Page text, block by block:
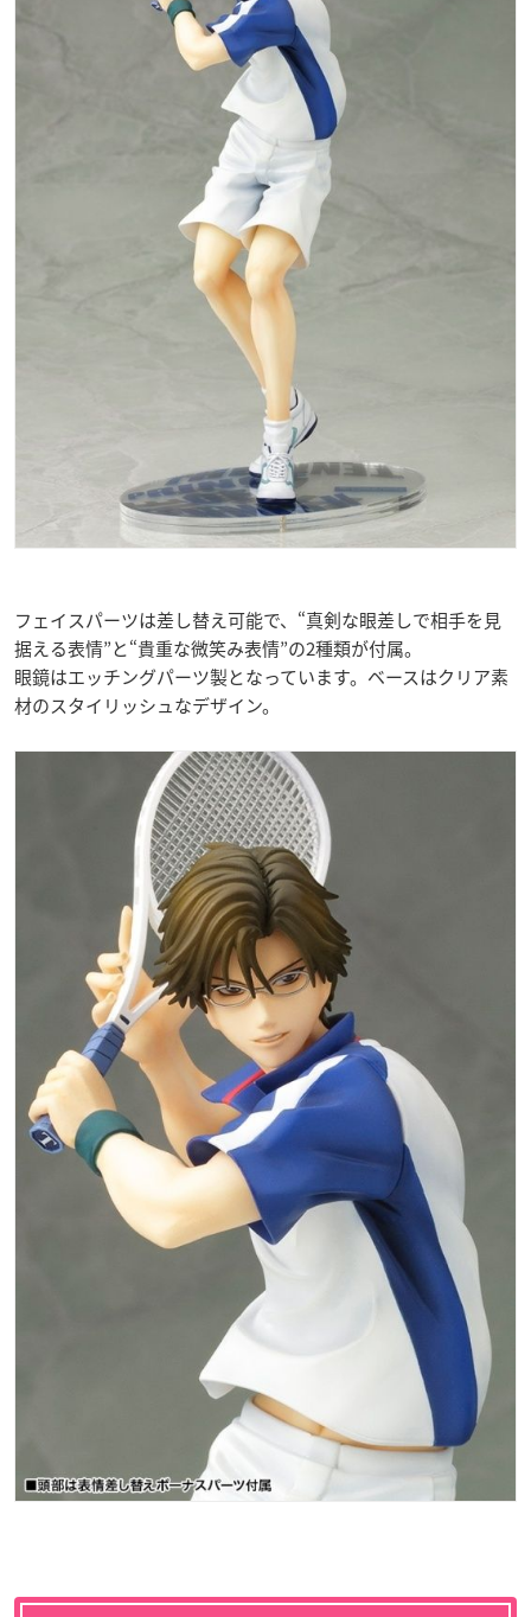
フェイスパーツは差し替え可能で、“真剣な眼差しで相手を見
据える表情”と“貴重な微笑み表情”の2種類が付属。
眼鏡はエッチングパーツ製となっています。ベースはクリア素
材のスタイリッシュなデザイン。